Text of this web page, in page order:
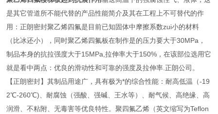
是其它管道所不能代替的产品性能简介及其在工程上不可替代的作
用：正朗密封聚乙烯四氟是目前已知固体中摩擦系数zui小的材料
（比冰还小），同时聚乙烯四氟板在制作是的压力要大于30MPa，
制品本身的抗拉强度大于15MPa,拉伸率大于150%，在该部位选用它
就是看中两点：优良的滑动性和可靠的强度及拉伸率.正朗公司。
【正朗密封】其制品用途广，具有极为*的综合性能：耐高低温（-19
2℃-260℃)、耐腐蚀（强酸、强碱、王水等）、耐气候、高绝缘、高
润滑、不粘附、无毒害等优良特性。聚四氟乙烯（英文缩写为Teflon